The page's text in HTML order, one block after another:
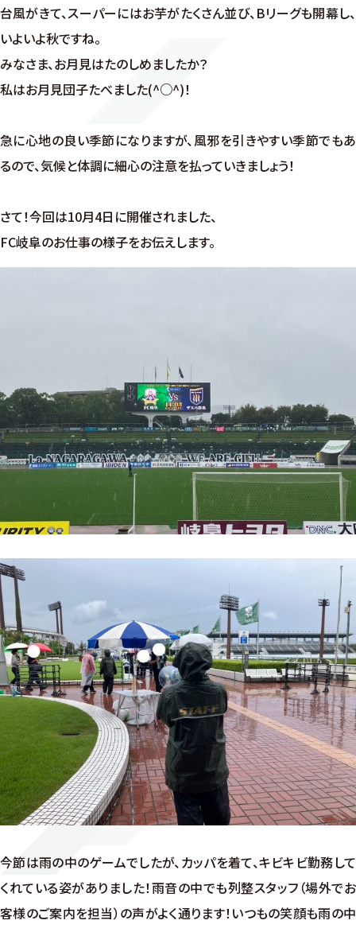
台風がきて、スーパーにはお芋がたくさん並び、Bリーグも開幕し、
いよいよ秋ですね。
みなさま、お月見はたのしめましたか？
私はお月見団子たべました(^○^)！
急に心地の良い季節になりますが、風邪を引きやすい季節でもあ
るので、気候と体調に細心の注意を払っていきましょう！
さて！今回は10月4日に開催されました、
FC岐阜のお仕事の様子をお伝えします。
今節は雨の中のゲームでしたが、カッパを着て、キビキビ勤務して
くれている姿がありました！雨音の中でも列整スタッフ（場外でお
客様のご案内を担当）の声がよく通ります！いつもの笑顔も雨の中